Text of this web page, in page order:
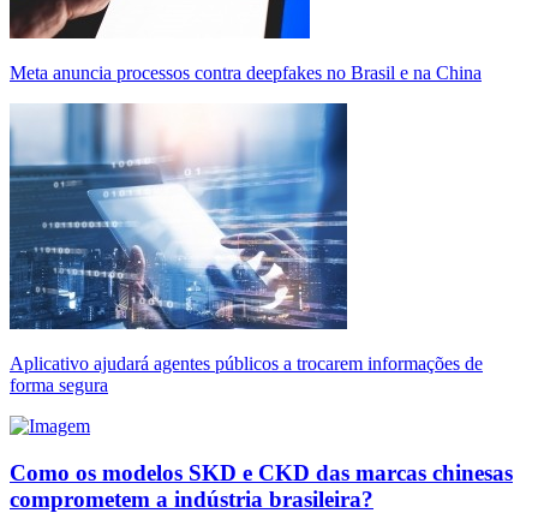
Meta anuncia processos contra deepfakes no Brasil e na China
Aplicativo ajudará agentes públicos a trocarem informações de
forma segura
Como os modelos SKD e CKD das marcas chinesas
comprometem a indústria brasileira?